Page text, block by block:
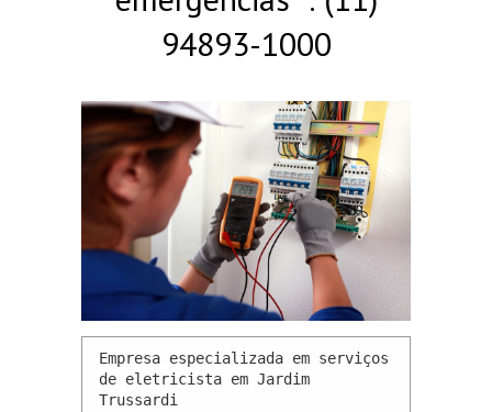
94893-1000
Empresa especializada em serviços
de eletricista em Jardim
Trussardi